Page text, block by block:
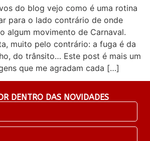
do blog vejo como é uma rotina
para o lado contrário de onde
algum movimento de Carnaval.
muito pelo contrário: a fuga é da
do trânsito… Este post é mais um
que me agradam cada […]
DENTRO DAS NOVIDADES